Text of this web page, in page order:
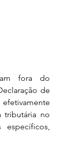
fora do
de
tributária no
específicos,